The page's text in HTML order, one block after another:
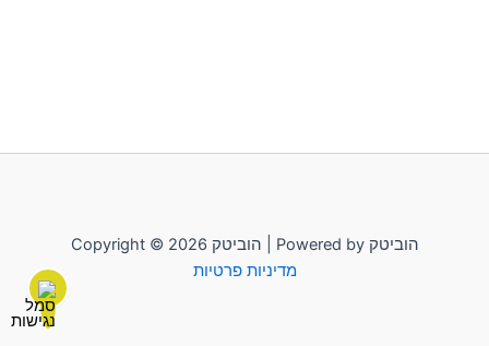
Copyright © 2026 הוביטק | Powered by הוביטק
מדיניות פרטיות